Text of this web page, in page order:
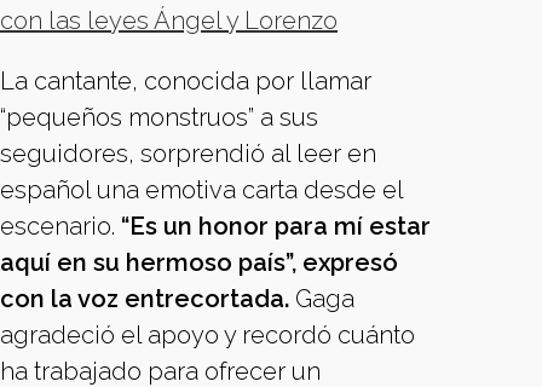
con las leyes Ángel y Lorenzo
La cantante, conocida por llamar
“pequeños monstruos” a sus
seguidores, sorprendió al leer en
español una emotiva carta desde el
escenario. “Es un honor para mí estar
aquí en su hermoso país”, expresó
con la voz entrecortada. Gaga
agradeció el apoyo y recordó cuánto
ha trabajado para ofrecer un